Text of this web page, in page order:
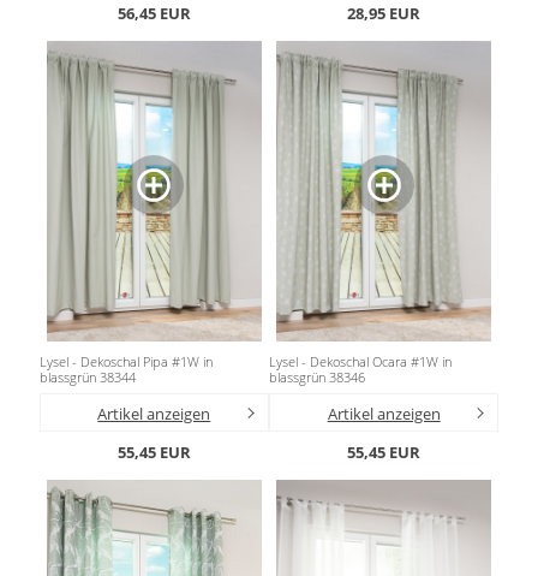
56,45 EUR
28,95 EUR
Lysel - Dekoschal Pipa #1W in
blassgrün 38344
Artikel anzeigen
55,45 EUR
Lysel - Dekoschal Ocara #1W in
blassgrün 38346
Artikel anzeigen
55,45 EUR